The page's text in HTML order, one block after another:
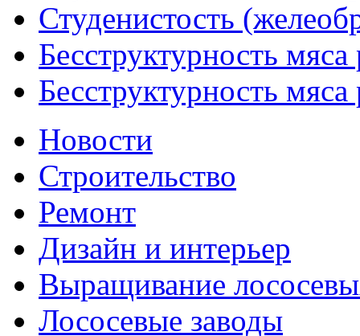
Студенистость
Бесструктурность
Бесструктурность
Новости
Строительство
Ремонт
Дизайн и интерьер
Выращивание
Лососевые заводы